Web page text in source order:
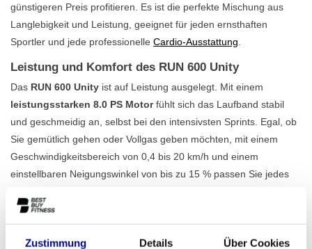
Zustimmung Details Über Cookies
günstigeren Preis profitieren. Es ist die perfekte Mischung aus
Langlebigkeit und Leistung, geeignet für jeden ernsthaften
Sportler und jede professionelle Cardio-Ausstattung
Leistung und Komfort des RUN 600 Unity
Das RUN 600 Unity ist auf Leistung ausgelegt. Mit einem
leistungsstarken 8.0 PS Motorfühlt sich das Laufband stabil
und geschmeidig an, selbst bei den intensivsten Sprints. Egal, ob
Sie gemütlich gehen oder Vollgas geben möchten, mit einem
Geschwindigkeitsbereich von 0,4 bis 20 km/h und einem
einstellbaren Neigungswinkel von bis zu 15 % passen Sie jedes
Komfort und Sicherheit, während die robuste Konstruktion für
Benutzer bis zu 200 kg geeignet ist. Dank der 18
Trainingsprogramme und des klaren 19-Zoll Unity Displays